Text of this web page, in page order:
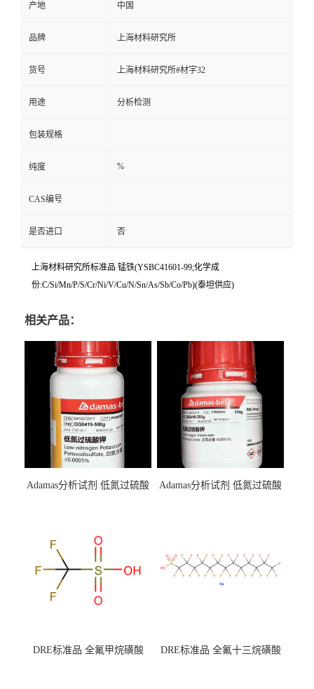
产地 中国
品牌 上海材料研究所
货号 上海材料研究所#材字32
用途 分析检测
包装规格
纯度 %
CAS编号
是否进口 否
上海材料研究所标准品 锰铁(YSBC41601-99;化学成
份:C/Si/Mn/P/S/Cr/Ni/V/Cu/N/Sn/As/Sb/Co/Pb)(泰坦供应)
相关产品：
Adamas分析试剂 低氮过硫酸
（泰坦现货供应）
Adamas分析试剂 低氮过硫酸
DRE标准品 全氟甲烷磺酸
DRE标准品 全氟十三烷磺酸